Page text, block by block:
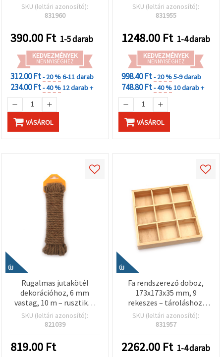
barkács és kreatív hobbi
projektekhez, kézműves
SKU (leltári azonosító):
831960
390.00 Ft 1-5 darab
KEDVEZMÉNYEK
MENNYISÉGHEZ
312.00 Ft- 20 %6-11 darab
234.00 Ft- 40 %12 darab +
VÁSÁROL
íróasztal
rendszerezéshez és
SKU (leltári azonosító):
831955
1248.00 Ft 1-4 darab
KEDVEZMÉNYEK
MENNYISÉGHEZ
998.40 Ft- 20 %5-9 darab
748.80 Ft- 40 %10 darab +
VÁSÁROL
ÚJ
Rugalmas jutakötél
dekorációhoz, 6 mm
vastag, 10 m – rusztikus
dekorhoz, kreatív hobbi
kézműves projektekhez
SKU (leltári azonosító):
821039
819.00 Ft
ÚJ
Fa rendszerező doboz,
173x173x35 mm, 9
rekeszes – tároláshoz,
asztali rendszerezéshez
és kreatív hobbi
SKU (leltári azonosító):
831957
2262.00 Ft 1-4 darab